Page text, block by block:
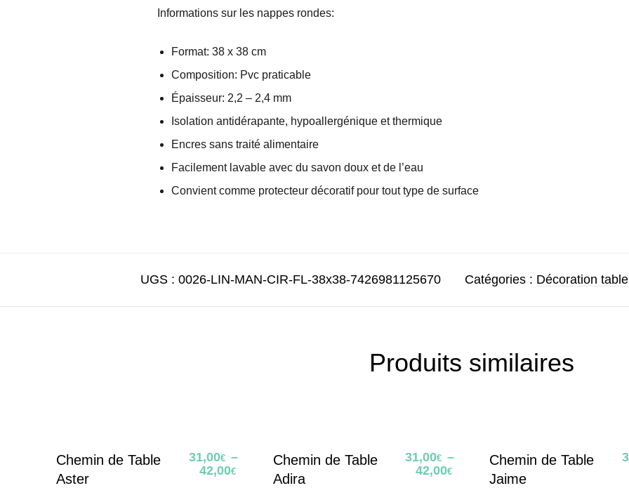
Informations sur les nappes rondes:
Format: 38 x 38 cm
Composition: Pvc praticable
Épaisseur: 2,2 – 2,4 mm
Isolation antidérapante, hypoallergénique et thermique
Encres sans traité alimentaire
Facilement lavable avec du savon doux et de l’eau
Convient comme protecteur décoratif pour tout type de surface
UGS : 0026-LIN-MAN-CIR-FL-38x38-7426981125670 Catégories : Décoration table
Produits similaires
Chemin de Table
Aster
31,00€
–
42,00€
Chemin de Table
Adira
31,00€ –
42,00€
Chemin de Table
Jaime